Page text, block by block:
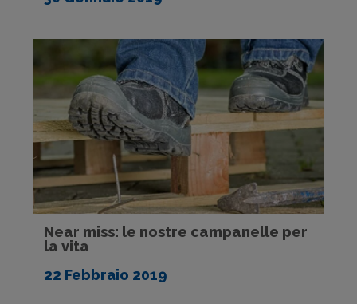
Near miss: le nostre campanelle per
la vita
22 Febbraio 2019